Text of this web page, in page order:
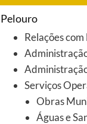
Pelouro
Relações com
Serviços
Obras
Águas e